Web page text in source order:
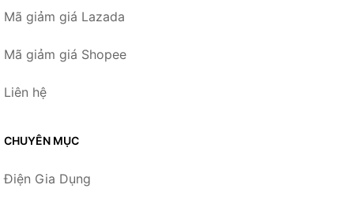
Mã giảm giá Lazada
Mã giảm giá Shopee
Liên hệ
CHUYÊN MỤC
Điện Gia Dụng